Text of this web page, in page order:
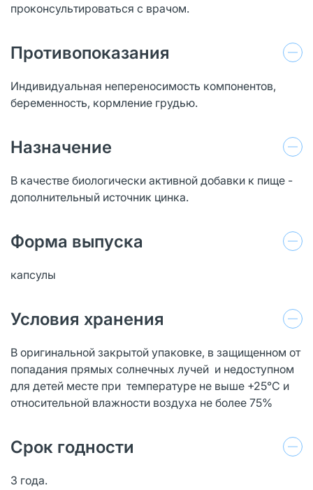
проконсультироваться с врачом.
Противопоказания
Индивидуальная непереносимость компонентов,
беременность, кормление грудью.
Назначение
В качестве биологически активной добавки к пище -
дополнительный источник цинка.
Форма выпуска
капсулы
Условия хранения
В оригинальной закрытой упаковке, в защищенном от
попадания прямых солнечных лучей и недоступном
для детей месте при температуре не выше +25°С и
относительной влажности воздуха не более 75%
Срок годности
3 года.